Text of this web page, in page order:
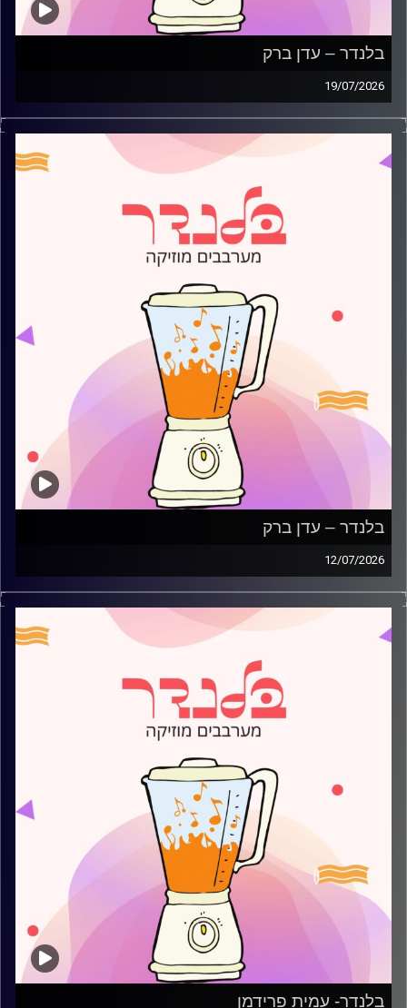
בלנדר – עדן ברק
19/07/2026
מוזיקה קצבית חדשה עם עדן ברק
קרדיט תמונות:
AudioVersity
בלנדר – עדן ברק
12/07/2026
מוזיקה קצבית חדשה עם עדן ברק
קרדיט תמונות:
AudioVersity
בלנדר- עמית פרידמן